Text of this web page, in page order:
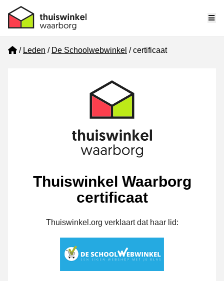
Home
Leden De Schoolwebwinkel certificaat
Thuiswinkel Waarborg
certificaat
Thuiswinkel.org verklaart dat haar lid: